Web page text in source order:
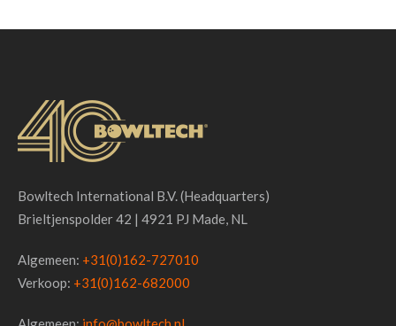
Wuppertal, DE
Bowltech International B.V. (Headquarters)
Brieltjenspolder 42 | 4921 PJ Made, NL
Algemeen: +31(0)162-727010
Verkoop: +31(0)162-682000